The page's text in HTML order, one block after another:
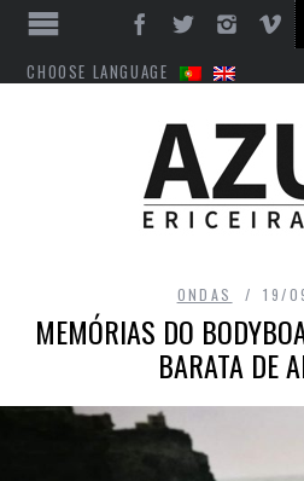
CHOOSE LANGUAGE
ONDAS 19/
MEMÓRIAS DO
BARATA DE